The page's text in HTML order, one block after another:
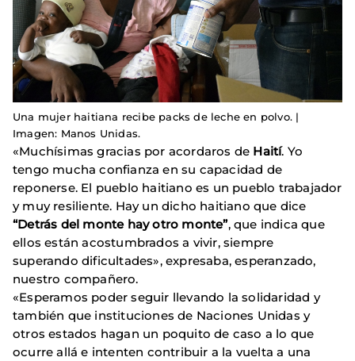
Una mujer haitiana recibe packs de leche en polvo. |
Imagen: Manos Unidas.
«Muchísimas gracias por acordaros de Haití. Yo
tengo mucha confianza en su capacidad de
reponerse. El pueblo haitiano es un pueblo trabajador
y muy resiliente. Hay un dicho haitiano que dice
“Detrás del monte hay otro monte”, que indica que
ellos están acostumbrados a vivir, siempre
superando dificultades», expresaba, esperanzado,
nuestro compañero.
«Esperamos poder seguir llevando la solidaridad y
también que instituciones de Naciones Unidas y
otros estados hagan un poquito de caso a lo que
ocurre allá e intenten contribuir a la vuelta a una